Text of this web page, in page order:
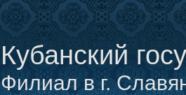
Кубанский
Филиал в г.